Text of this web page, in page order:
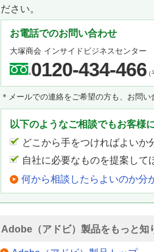
ださい。
お電話でのお問い合わせ
大塚商会 インサイドビジネスセンター
0120-434-466（
＊メールでの連絡をご希望の方も、お問い
以下のようなご相談でもお客様
どこから手をつければよいか
自社に必要なものを提案して
何から相談したらよいのか分
Adobe（アドビ）製品をもっと知